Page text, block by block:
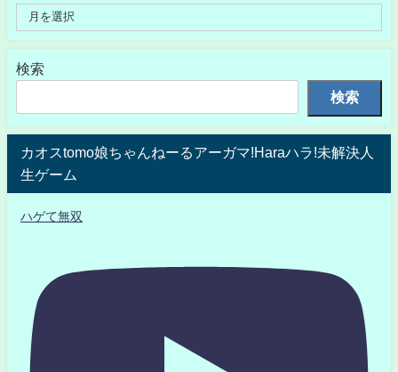
検索
検索
カオスtomo娘ちゃんねーるアーガマ!Haraハラ!未解決人
生ゲーム
ハゲて無双